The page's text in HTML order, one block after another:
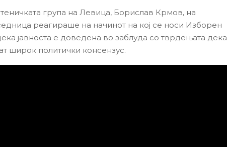
група на Левица, Борислав Крмов, на
реагираше на начинот на кој се носи Изборен
јавноста е доведена во заблуда со тврдењата дека
широк политички консензус.